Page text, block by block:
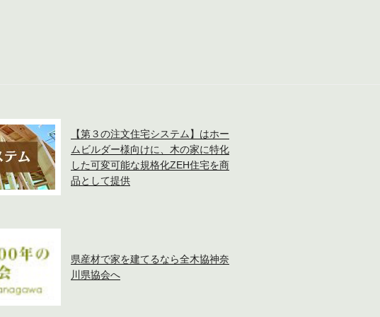
【第３の注文住宅システム】はホー
ムビルダー様向けに、木の家に特化
した可変可能な規格化ZEH住宅を商
品として提供
県産材で家を建てるなら全木協神奈
川県協会へ